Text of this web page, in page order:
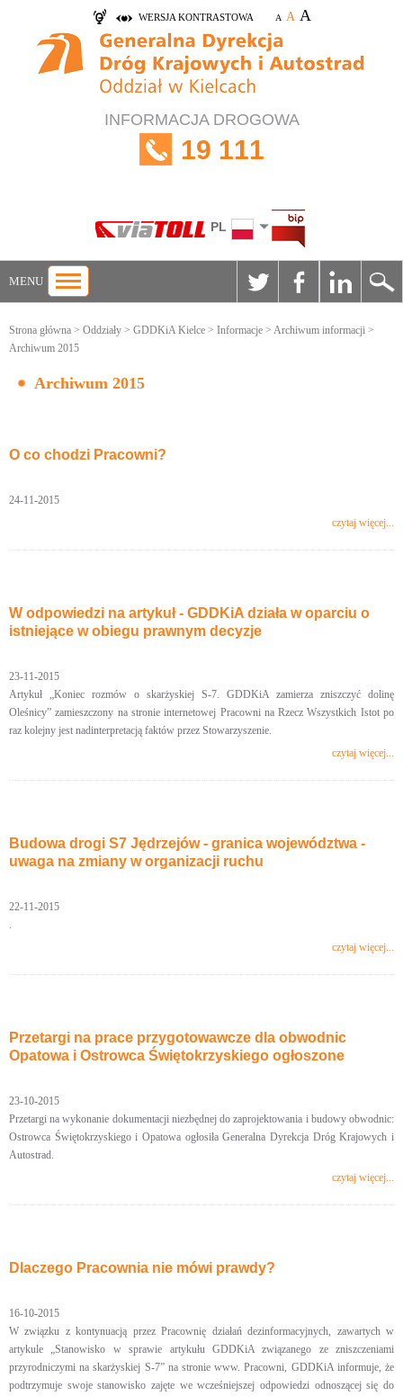
WERSJA KONTRASTOWA A A A
INFORMACJA DROGOWA
19 111
PL
MENU
Strona główna > Oddziały > GDDKiA Kielce > Informacje > Archiwum informacji >
Archiwum 2015
Archiwum 2015
O co chodzi Pracowni?
24-11-2015
czytaj więcej...
W odpowiedzi na artykuł - GDDKiA działa w oparciu o
istniejące w obiegu prawnym decyzje
23-11-2015
Artykuł „Koniec rozmów o skarżyskiej S-7. GDDKiA zamierza zniszczyć dolinę
Oleśnicy” zamieszczony na stronie internetowej Pracowni na Rzecz Wszystkich Istot po
raz kolejny jest nadinterpretacją faktów przez Stowarzyszenie.
czytaj więcej...
Budowa drogi S7 Jędrzejów - granica województwa -
uwaga na zmiany w organizacji ruchu
22-11-2015
.
czytaj więcej...
Przetargi na prace przygotowawcze dla obwodnic
Opatowa i Ostrowca Świętokrzyskiego ogłoszone
23-10-2015
Przetargi na wykonanie dokumentacji niezbędnej do zaprojektowania i budowy obwodnic:
Ostrowca Świętokrzyskiego i Opatowa ogłosiła Generalna Dyrekcja Dróg Krajowych i
Autostrad.
czytaj więcej...
Dlaczego Pracownia nie mówi prawdy?
16-10-2015
W związku z kontynuacją przez Pracownię działań dezinformacyjnych, zawartych w
artykule „Stanowisko w sprawie artykułu GDDKiA związanego ze zniszczeniami
przyrodniczymi na skarżyskiej S-7” na stronie www. Pracowni, GDDKiA informuje, że
podtrzymuje swoje stanowisko zajęte we wcześniejszej odpowiedzi odnoszącej się do